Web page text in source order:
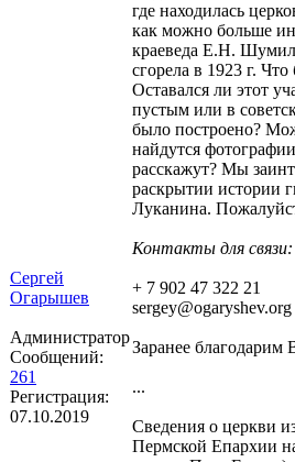
Сергей
Огарышев
Администратор
Сообщений:
261
Регистрация:
07.10.2019
где находилась
как можно больше
краеведа Е.Н.
сгорела в 1923 г.
Оставался ли этот
пустым или в
было построено?
найдутся
расскажут? Мы
раскрытии истории
Луканина.
Контакты для связи:
+ 7 902 47 322 21
sergey@ogaryshev.org
Заранее благодарим
...
Сведения о церкви
Пермской Епархии